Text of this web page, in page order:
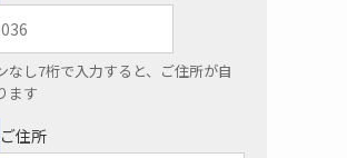
なし7桁で入力すると、ご住所が自
ます
ご住所